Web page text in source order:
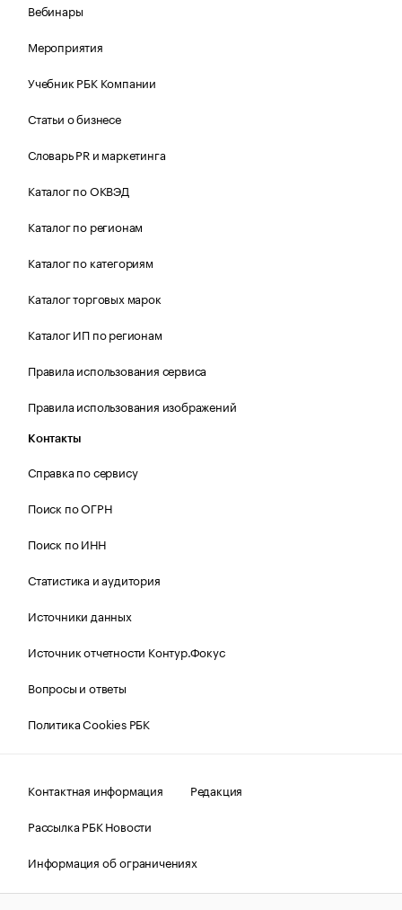
Вебинары
Мероприятия
Учебник РБК Компании
Статьи о бизнесе
Словарь PR и маркетинга
Каталог по ОКВЭД
Каталог по регионам
Каталог по категориям
Каталог торговых марок
Каталог ИП по регионам
Правила использования сервиса
Правила использования изображений
Контакты
Справка по сервису
Поиск по ОГРН
Поиск по ИНН
Статистика и аудитория
Источники данных
Источник отчетности Контур.Фокус
Вопросы и ответы
Политика Cookies РБК
Контактная информация
Редакция
Рассылка РБК Новости
Информация об ограничениях
Правовая информация
О соблюдении авторских прав